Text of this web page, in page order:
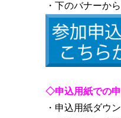
・下のバナーか
◇申込用紙での
・申込用紙ダ